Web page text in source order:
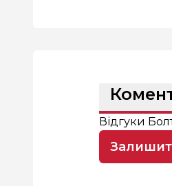
Відгуки